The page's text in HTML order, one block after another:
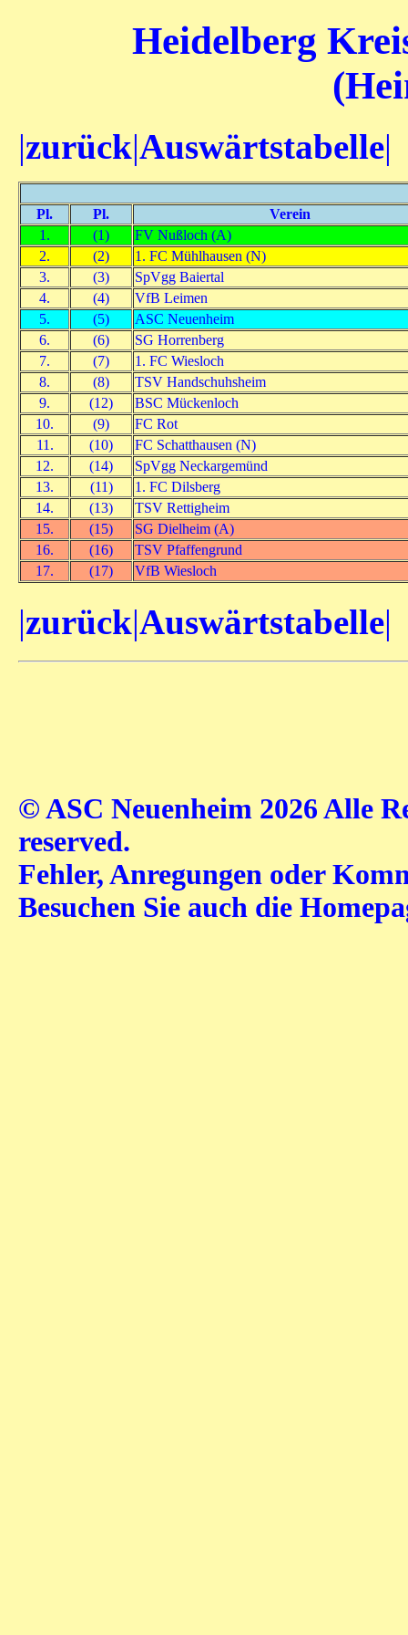
Heidelberg
|zurück|Auswärtstabelle|
Pl. Pl.
Verein
1.
(1)
FV Nußloch (A)
2.
(2)
1. FC Mühlhausen (N)
3.
(3)
SpVgg Baiertal
4.
(4)
VfB Leimen
5.
(5)
ASC Neuenheim
6.
(6)
SG Horrenberg
7.
(7)
1. FC Wiesloch
8.
(8)
TSV Handschuhsheim
9.
(12)
BSC Mückenloch
10.
(9)
FC Rot
11.
(10)
FC Schatthausen (N)
12.
(14)
SpVgg Neckargemünd
13.
(11)
1. FC Dilsberg
14.
(13)
TSV Rettigheim
15.
(15)
SG Dielheim (A)
16.
(16)
TSV Pfaffengrund
17.
(17) VfB Wiesloch
|zurück|Auswärtstabelle|
© ASC Neuenheim 2026 Alle
reserved.
Fehler, Anregungen oder
Besuchen Sie auch die